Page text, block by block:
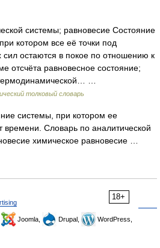
системы; равновесие Состояние
котором все её точки под
остаются в покое по отношению к
отсчёта равновесное состояние;
…
толковый словарь
системы, при котором ее
времени. Словарь по аналитической
химическое равновесие …
18+
Joomla, Drupal,
WordPress,